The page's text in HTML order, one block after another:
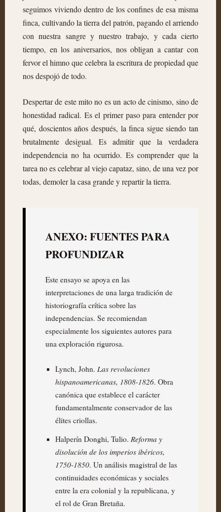
seguimos viviendo dentro de los confines de esa misma
finca, cultivando la tierra del patrón, pagando el arriendo
con nuestra sangre y nuestro trabajo, y cada cierto
tiempo, en los aniversarios, nos obligan a cantar con
fervor el himno que celebra la escritura de propiedad que
nos despojó de todo.
Despertar de este mito no es un acto de cinismo, sino de
honestidad radical. Es el primer paso para entender por
qué, doscientos años después, la finca sigue siendo tan
brutalmente desigual. Es admitir que la verdadera
independencia no ha ocurrido. Es comprender que la
tarea no es celebrar al viejo capataz, sino, de una vez por
todas, demoler la casa grande y repartir la tierra.
ANEXO: FUENTES PARA
PROFUNDIZAR
Este ensayo se apoya en las
interpretaciones de una larga tradición de
historiografía crítica sobre las
independencias. Se recomiendan
especialmente los siguientes autores para
una exploración rigurosa.
Lynch, John. Las revoluciones
hispanoamericanas, 1808-1826. Obra
canónica que establece el carácter
fundamentalmente conservador de las
élites criollas.
Halperín Donghi, Tulio. Reforma y
disolución de los imperios ibéricos,
1750-1850. Un análisis magistral de las
continuidades económicas y sociales
entre la era colonial y la republicana, y
el rol de Gran Bretaña.